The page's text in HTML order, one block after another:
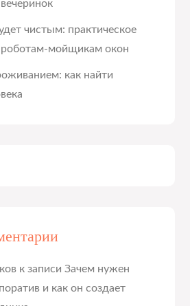
чистым: практическое
роботам-мойщикам окон
как найти
к записиЗачем нужен
и как он создает